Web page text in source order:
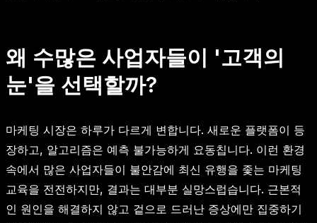
왜 수많은 사업자들이 '고객의
눈'을 선택할까?
마케팅 시장은 하루가 다르게 변합니다. 새로운 플랫폼이 등
장하고, 알고리즘은 예측 불가능하게 요동칩니다. 이런 환경
속에서 많은 사업자들이 불안감에 최신 유행을 좇는 마케팅
교육을 전전하지만, 결과는 대부분 실망스럽습니다. 근본적
인 원인을 해결하지 않고 겉으로 드러난 증상에만 집중하기